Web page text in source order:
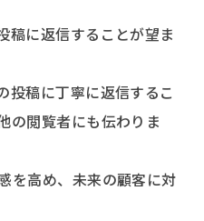
稿に返信することが望ま
投稿に丁寧に返信するこ
の閲覧者にも伝わりま
を高め、未来の顧客に対